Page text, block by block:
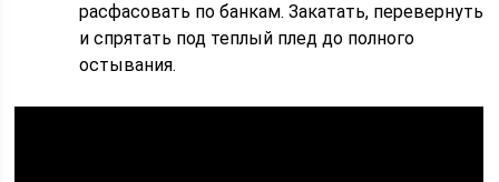
расфасовать по банкам. Закатать, перевернуть
и спрятать под теплый плед до полного
остывания.